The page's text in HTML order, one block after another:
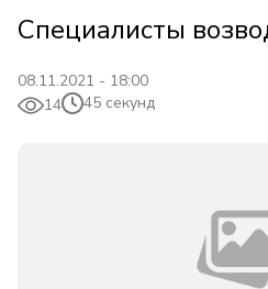
Специалисты
08.11.2021 - 18:00
14
45 секунд